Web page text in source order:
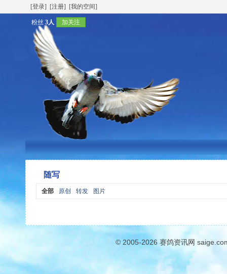
[登录] [注册] [我的空间]
粉丝 3人 加关注
随写
全部 原创 转发 图片
© 2005-2026 赛鸽资讯网